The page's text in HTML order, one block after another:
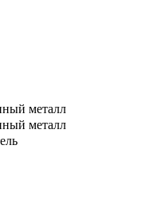
металл
металл